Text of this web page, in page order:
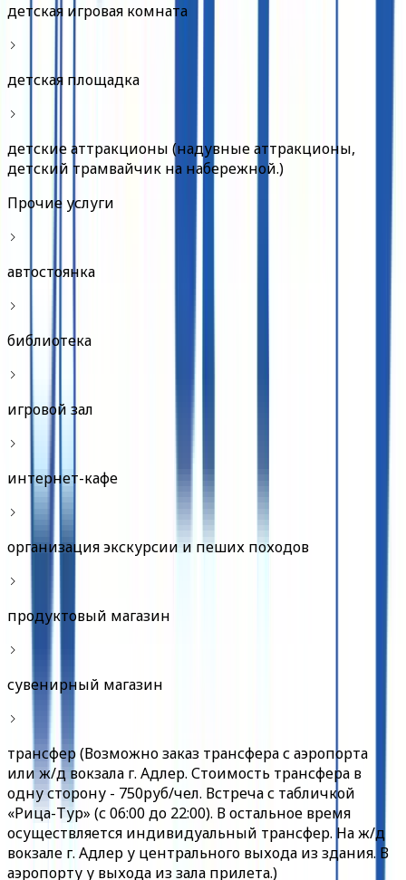
детская игровая комната
детская площадка
детские аттракционы (надувные аттракционы,
детский трамвайчик на набережной.)
Прочие услуги
автостоянка
библиотека
игровой зал
интернет-кафе
организация экскурсии и пеших походов
продуктовый магазин
сувенирный магазин
трансфер (Возможно заказ трансфера с аэропорта
или ж/д вокзала г. Адлер. Стоимость трансфера в
одну сторону - 750руб/чел. Встреча с табличкой
«Рица-Тур» (с 06:00 до 22:00). В остальное время
осуществляется индивидуальный трансфер. На ж/д
вокзале г. Адлер у центрального выхода из здания. В
аэропорту у выхода из зала прилета.)